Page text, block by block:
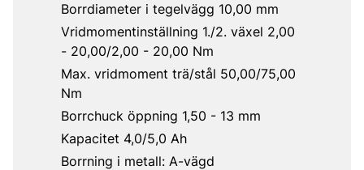
Borrdiameter i tegelvägg 10,00 mm
Vridmomentinställning 1./2. växel 2,00
- 20,00/2,00 - 20,00 Nm
Max. vridmoment trä/stål 50,00/75,00
Nm
Borrchuck öppning 1,50 - 13 mm
Kapacitet 4,0/5,0 Ah
Borrning i metall: A-vägd